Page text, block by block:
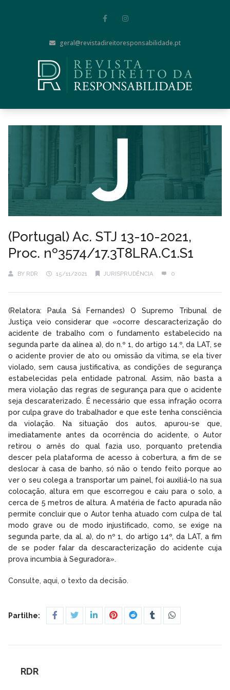
geral@revistadireitoresponsabilidade.pt
(Portugal) Ac. STJ 13-10-2021,
Proc. nº3574/17.3T8LRA.C1.S1
BY RDR 15/11/2021 JURISPRUDÊNCIA 0
(Relatora: Paula Sá Fernandes) O Supremo Tribunal de
Justiça veio considerar que «ocorre descaracterização do
acidente de trabalho com o fundamento estabelecido na
segunda parte da alínea a), do n.º 1, do artigo 14.º, da LAT, se
o acidente provier de ato ou omissão da vítima, se ela tiver
violado, sem causa justificativa, as condições de segurança
estabelecidas pela entidade patronal. Assim, não basta a
mera violação das regras de segurança para que o acidente
seja descaraterizado. É necessário que essa infração ocorra
por culpa grave do trabalhador e que este tenha consciência
da violação. Na situação dos autos, apurou-se que,
imediatamente antes da ocorrência do acidente, o Autor
retirou o arnês do qual fazia uso, porquanto pretendia
descer pela plataforma de acesso à cobertura, a fim de se
deslocar à casa de banho, só não o tendo feito porque ao
ver o seu colega a transportar um painel, foi auxiliá-lo na sua
colocação, altura em que escorregou e caiu para o solo, a
cerca de 5 metros de altura. A matéria de facto apurada não
permite concluir que o Autor tenha atuado com culpa de tal
modo grave ou de modo injustificado, como, se exige na
segunda parte, da al. a), do nº 1, do artigo 14º, da LAT, a fim
de se poder falar da descaracterização do acidente cuja
prova incumbia à Seguradora».
Consulte, aqui, o texto da decisão.
Partilhe:
RDR